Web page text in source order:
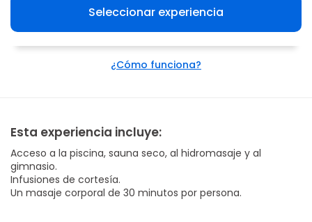
Seleccionar experiencia
¿Cómo funciona?
Esta experiencia incluye:
Acceso a la piscina, sauna seco, al hidromasaje y al
gimnasio.
Infusiones de cortesía.
Un masaje corporal de 30 minutos por persona.